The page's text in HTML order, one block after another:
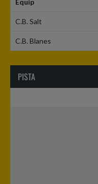
Equip
C.B. Salt
C.B. Blanes
PISTA